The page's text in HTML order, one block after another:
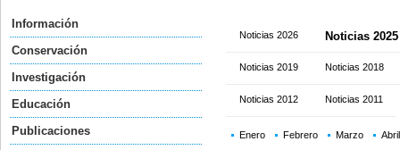
Información
Conservación
Investigación
Educación
Publicaciones
Noticias 2026 Noticias 2025
Noticias 2019 Noticias 2018
Noticias 2012 Noticias 2011
Enero Febrero Marzo Abril